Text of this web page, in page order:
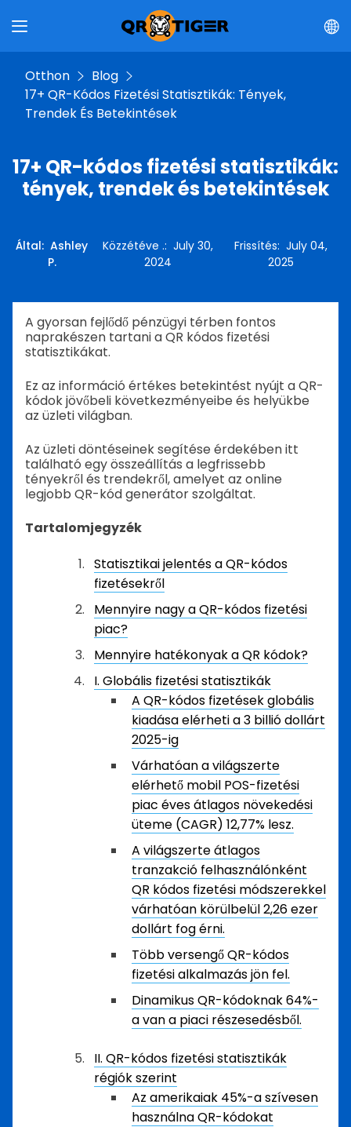
Otthon
Blog
17+ QR-Kódos Fizetési Statisztikák: Tények,
Trendek És Betekintések
17+ QR-kódos fizetési statisztikák:
tények, trendek és betekintések
Által:Ashley
P.
Közzétéve .: July 30,
2024
Frissítés:July 04,
2025
A gyorsan fejlődő pénzügyi térben fontos
naprakészen tartani a QR kódos fizetési
statisztikákat.
Ez az információ értékes betekintést nyújt a QR-
kódok jövőbeli következményeibe és helyükbe
az üzleti világban.
Az üzleti döntéseinek segítése érdekében itt
található egy összeállítás a legfrissebb
tényekről és trendekről, amelyet az online
legjobb QR-kód generátor szolgáltat.
Tartalomjegyzék
Statisztikai jelentés a QR-kódos
fizetésekről
Mennyire nagy a QR-kódos fizetési
piac?
Mennyire hatékonyak a QR kódok?
I. Globális fizetési statisztikák
A QR-kódos fizetések globális
kiadása elérheti a 3 billió dollárt
2025-ig
Várhatóan a világszerte
elérhető mobil POS-fizetési
piac éves átlagos növekedési
üteme (CAGR) 12,77% lesz.
A világszerte átlagos
tranzakció felhasználónként
QR kódos fizetési módszerekkel
várhatóan körülbelül 2,26 ezer
dollárt fog érni.
Több versengő QR-kódos
fizetési alkalmazás jön fel.
Dinamikus QR-kódoknak 64%-
a van a piaci részesedésből.
II. QR-kódos fizetési statisztikák
régiók szerint
Az amerikaiak 45%-a szívesen
használna QR-kódokat